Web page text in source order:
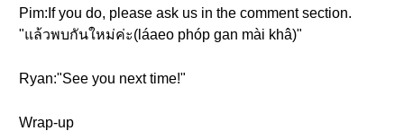
Pim:If you do, please ask us in the comment section.
"แล้วพบกันใหม่ค่ะ(láaeo phóp gan mài khâ)"
Ryan:"See you next time!"
Wrap-up